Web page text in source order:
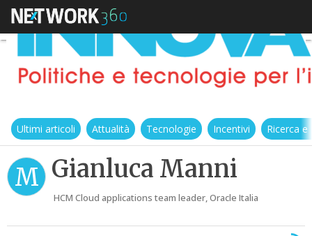
Ultimi articoli Attualità Tecnologie Incentivi Ricerca
M Gianluca Manni
HCM Cloud applications team leader, Oracle Italia